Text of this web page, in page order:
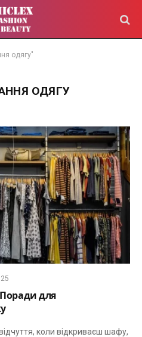
одягу"
ОДЯГУ
для
коли відкриваєш шафу,